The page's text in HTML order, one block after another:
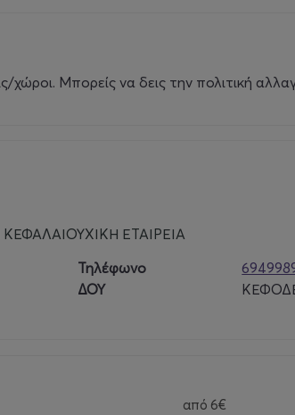
χώροι. Μπορείς να δεις την πολιτική
ΕΤΑΙΡΕΙΑ
Τηλέφωνο
ΔΟΥ
από 6€